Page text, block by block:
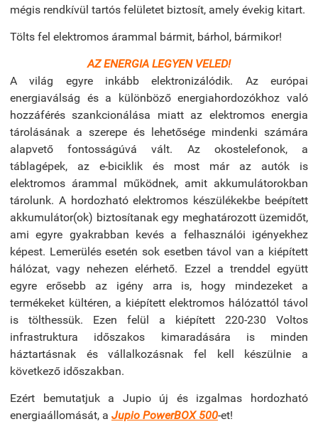
mégis rendkívül tartós felületet biztosít, amely évekig kitart.
Tölts fel elektromos árammal bármit, bárhol, bármikor!
AZ ENERGIA LEGYEN VELED!
A világ egyre inkább elektronizálódik. Az európai
energiaválság és a különböző energiahordozókhoz való
hozzáférés szankcionálása miatt az elektromos energia
tárolásának a szerepe és lehetősége mindenki számára
alapvető fontosságúvá vált. Az okostelefonok, a
táblagépek, az e-biciklik és most már az autók is
elektromos árammal működnek, amit akkumulátorokban
tárolunk. A hordozható elektromos készülékekbe beépített
akkumulátor(ok) biztosítanak egy meghatározott üzemidőt,
ami egyre gyakrabban kevés a felhasználói igényekhez
képest. Lemerülés esetén sok esetben távol van a kiépített
hálózat, vagy nehezen elérhető. Ezzel a trenddel együtt
egyre erősebb az igény arra is, hogy mindezeket a
termékeket kültéren, a kiépített elektromos hálózattól távol
is tölthessük. Ezen felül a kiépített 220-230 Voltos
infrastruktura időszakos kimaradására is minden
háztartásnak és vállalkozásnak fel kell készülnie a
következő időszakban.
Ezért bemutatjuk a Jupio új és izgalmas hordozható
energiaállomását, a Jupio PowerBOX 500-et!